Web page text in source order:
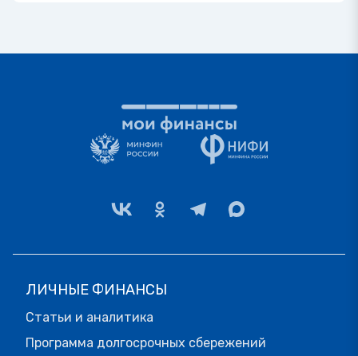
ЛИЧНЫЕ ФИНАНСЫ
Статьи и аналитика
Программа долгосрочных сбережений